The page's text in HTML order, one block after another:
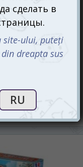
(Ticket to Ride -